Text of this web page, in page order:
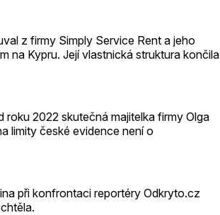
z firmy Simply Service Rent a jeho
na Kypru. Její vlastnická struktura končila
2022 skutečná majitelka firmy Olga
limity české evidence není o
při konfrontaci reportéry Odkryto.cz